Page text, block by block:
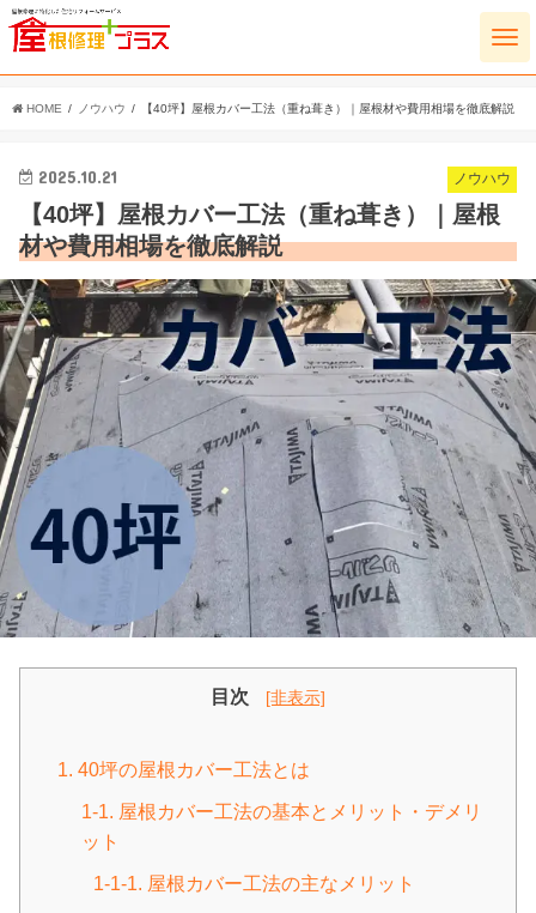
HOME ノウハウ 【40坪】屋根カバー工法（重ね葺き）｜屋根材や費用相場を徹底解説
ノウハウ
2025.10.21
【40坪】屋根カバー工法（重ね葺き）｜屋根
材や費用相場を徹底解説
目次 [非表示]
1. 40坪の屋根カバー工法とは
1-1. 屋根カバー工法の基本とメリット・デメリ
ット
1-1-1. 屋根カバー工法の主なメリット